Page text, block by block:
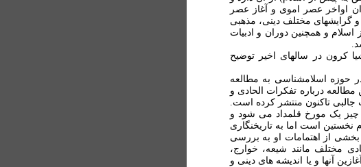
اواخر عصر اموی و آغاز عصر
گرايشهای مختلف دينی، مذهبی
اسلام و همچنين دوران و ادبيات
کرون در سالهای اخير توضيح
حوزه اسلامشناسی به مطالعه
درباره تفکرات الحادی و
جالبی تاکنون منتشر کرده است.
چيز يک مورخ قلمداد می شود و
نخستين است اما به تاريخنگاری
بخشی از اهتمامات او به بررسی
مختلف مانند شیعه، خوارج،
آنها و يا انديشه های دينی و